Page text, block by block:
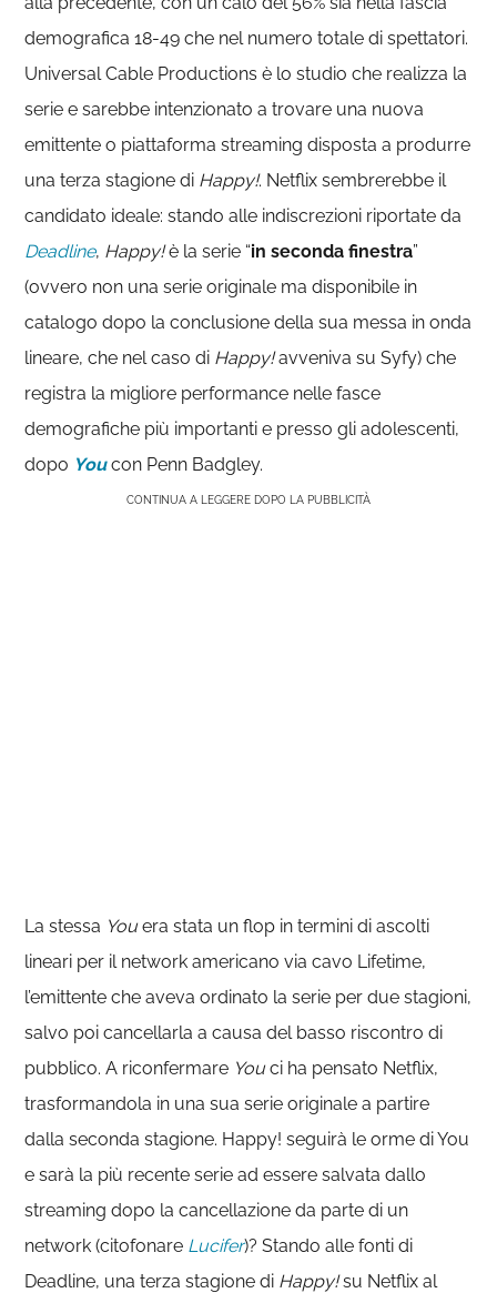
demografica 18-49 che nel numero totale di spettatori.
Universal Cable Productions è lo studio che realizza la
serie e sarebbe intenzionato a trovare una nuova
emittente o piattaforma streaming disposta a produrre
una terza stagione di Happy!. Netflix sembrerebbe il
candidato ideale: stando alle indiscrezioni riportate da
Deadline, Happy!è la serie “in seconda finestra”
(ovvero non una serie originale ma disponibile in
catalogo dopo la conclusione della sua messa in onda
lineare, che nel caso di Happy!avveniva su Syfy) che
registra la migliore performance nelle fasce
demografiche più importanti e presso gli adolescenti,
dopo Youcon Penn Badgley.
CONTINUA A LEGGERE DOPO LA PUBBLICITÀ
La stessa Youera stata un flop in termini di ascolti
lineari per il network americano via cavo Lifetime,
l’emittente che aveva ordinato la serie per due stagioni,
salvo poi cancellarla a causa del basso riscontro di
pubblico. A riconfermare Youci ha pensato Netflix,
trasformandola in una sua serie originale a partire
dalla seconda stagione. Happy! seguirà le orme di You
e sarà la più recente serie ad essere salvata dallo
streaming dopo la cancellazione da parte di un
network (citofonare Lucifer)? Stando alle fonti di
Deadline, una terza stagione di Happy!su Netflix al